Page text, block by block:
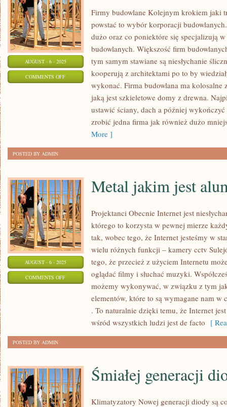
AUGUST - 6 - 2025
COMMENTS OFFON
Firmy budowlane Kolejnym krokiem jaki
powstać to wybór korporacji
dużo oraz co poniektóre się specjalizują
budowlanych. Większość firm
tym samym stawiane są niesłychanie
kooperują z architektami po to by
wykonać. Firma budowlana ma kolosalne
jaką jest szkieletowe domy z drewna.
ustawić ściany, dach a później
zrobić jedna firma jak również dużo
More ]
POSTED BY ADMIN
AUGUST - 6 - 2025
COMMENTS OFFON
ALUMINIUM
Metal jakim jest
Projektanci Obecnie Internet jest
którego to korzysta w pewnej mierze
tak, wobec tego, że Internet jesteśmy w
wielu różnych funkcji – kamery cctv
tego, że przecież z użyciem Internetu
oglądać filmy i słuchać muzyki.
możemy wykonywać, w związku z tym
elementów, które to są wymagane nam w
. To naturalnie dzięki temu, że Internet
wśród wszystkich ludzi jest de facto [
POSTED BY ADMIN
Śmiałej generacji
Klimatyzatory Nowej generacji diody są